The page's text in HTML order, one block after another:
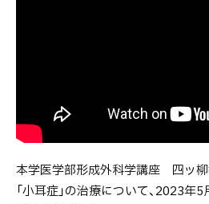
父さ
まれ
つき
本学医学部形成外科学講座 四ッ
「小耳症」の治療について、2023